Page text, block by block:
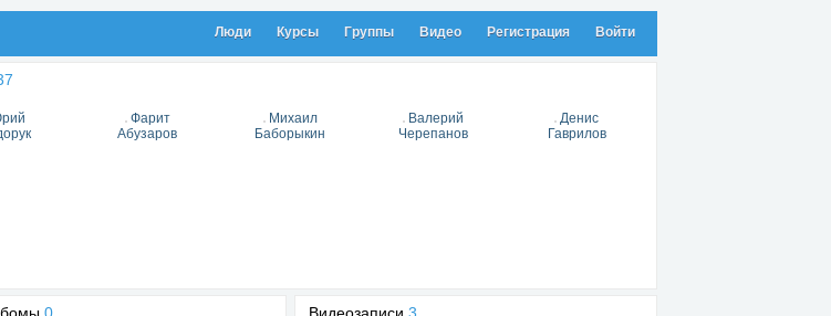
Люди Курсы Группы Видео Регистрация Войти
Фарит
Абузаров
Михаил
Баборыкин
Валерий
Черепанов
Денис
Гаврилов